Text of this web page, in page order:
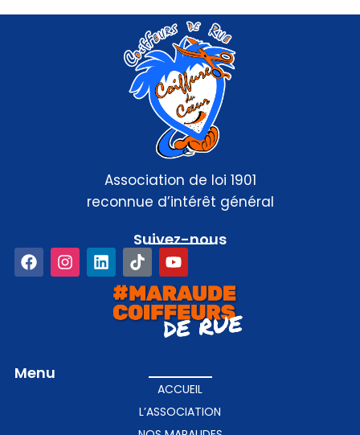
Association de loi 1901
reconnue d’intérêt général
Menu
ACCUEIL
L’ASSOCIATION
Suivez-nous​